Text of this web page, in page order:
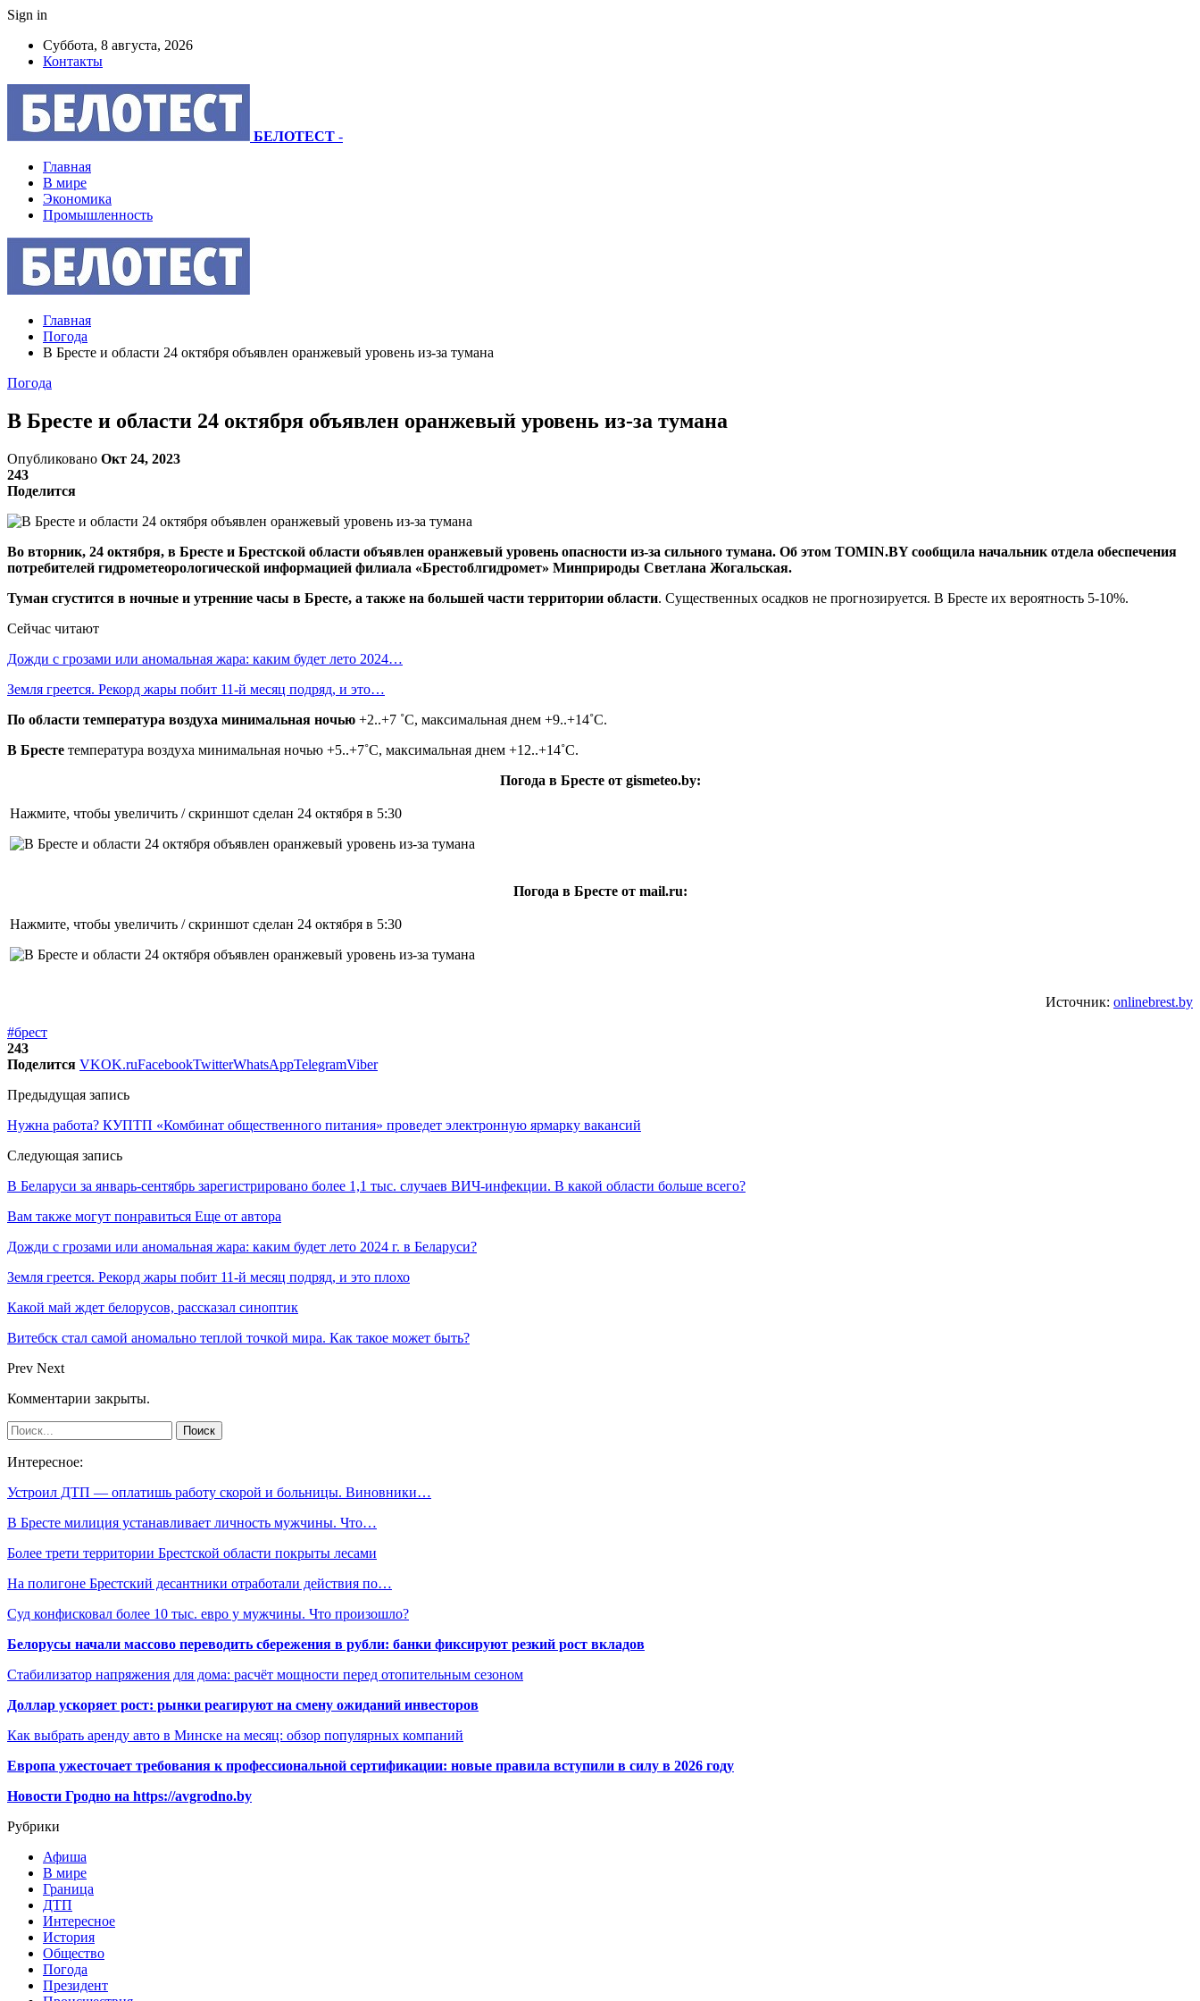
Sign in
Суббота, 8 августа, 2026
Контакты
БЕЛОТЕСТ -
Главная
В мире
Экономика
Промышленность
Главная
Погода
В Бресте и области 24 октября объявлен оранжевый уровень из-за тумана
Погода
В Бресте и области 24 октября объявлен оранжевый уровень из-за тумана
Опубликовано Окт 24, 2023
243
Поделится
Во вторник, 24 октября, в Бресте и Брестской области объявлен оранжевый уровень опасности из-за сильного тумана. Об этом TOMIN.BY сообщила начальник отдела обеспечения
потребителей гидрометеорологической информацией филиала «Брестоблгидромет» Минприроды Светлана Жогальская.
Туман сгустится в ночные и утренние часы в Бресте, а также на большей части территории области. Существенных осадков не прогнозируется. В Бресте их вероятность 5-10%.
Сейчас читают
Дожди с грозами или аномальная жара: каким будет лето 2024…
Земля греется. Рекорд жары побит 11-й месяц подряд, и это…
По области температура воздуха минимальная ночью +2..+7 ˚С, максимальная днем +9..+14˚С.
В Бресте температура воздуха минимальная ночью +5..+7˚С, максимальная днем +12..+14˚С.
Погода в Бресте от gismeteo.by:
Нажмите, чтобы увеличить / скриншот сделан 24 октября в 5:30
Погода в Бресте от mail.ru:
Нажмите, чтобы увеличить / скриншот сделан 24 октября в 5:30
Источник: onlinebrest.by
#брест
243
Поделится VKOK.ruFacebookTwitterWhatsAppTelegramViber
Предыдущая запись
Нужна работа? КУПТП «Комбинат общественного питания» проведет электронную ярмарку вакансий
Следующая запись
В Беларуси за январь-сентябрь зарегистрировано более 1,1 тыс. случаев ВИЧ-инфекции. В какой области больше всего?
Вам также могут понравиться Еще от автора
Дожди с грозами или аномальная жара: каким будет лето 2024 г. в Беларуси?
Земля греется. Рекорд жары побит 11-й месяц подряд, и это плохо
Какой май ждет белорусов, рассказал синоптик
Витебск стал самой аномально теплой точкой мира. Как такое может быть?
Prev Next
Комментарии закрыты.
Интересное:
Устроил ДТП — оплатишь работу скорой и больницы. Виновники…
В Бресте милиция устанавливает личность мужчины. Что…
Более трети территории Брестской области покрыты лесами
На полигоне Брестский десантники отработали действия по…
Суд конфисковал более 10 тыс. евро у мужчины. Что произошло?
Белорусы начали массово переводить сбережения в рубли: банки фиксируют резкий рост вкладов
Стабилизатор напряжения для дома: расчёт мощности перед отопительным сезоном
Доллар ускоряет рост: рынки реагируют на смену ожиданий инвесторов
Как выбрать аренду авто в Минске на месяц: обзор популярных компаний
Европа ужесточает требования к профессиональной сертификации: новые правила вступили в силу в 2026 году
Новости Гродно на https://avgrodno.by
Рубрики
Афиша
В мире
Граница
ДТП
Интересное
История
Общество
Погода
Президент